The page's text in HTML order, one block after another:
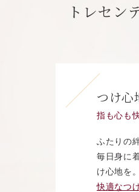
トレセン
つけ心
指も心も
ふたりの
毎日身に
け心地を。
快適なつ